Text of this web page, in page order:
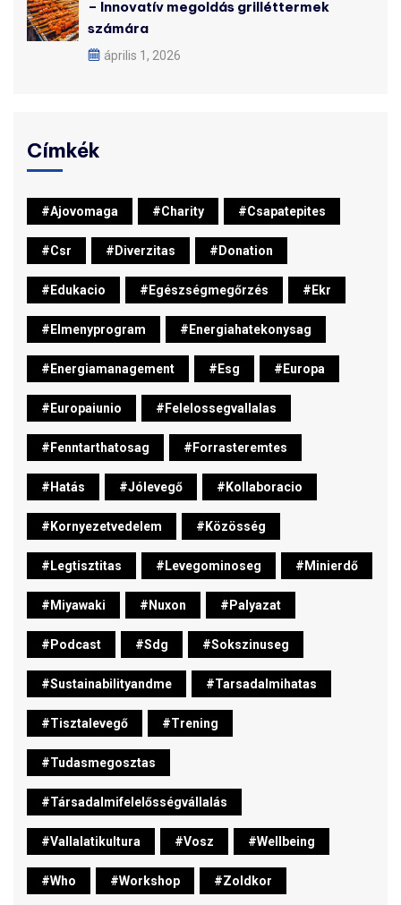
– Innovatív megoldás grilléttermek
számára
április 1, 2026
Címkék
#ajovomaga #charity #csapatepites
#csr #diverzitas #donation
#edukacio #egészségmegőrzés #ekr
#elmenyprogram #energiahatekonysag
#energiamanagement #esg #europa
#europaiunio #felelossegvallalas
#fenntarthatosag #forrasteremtes
#hatás #jólevegő #kollaboracio
#kornyezetvedelem #közösség
#legtisztitas #levegominoseg #minierdő
#miyawaki #nuxon #palyazat
#podcast #sdg #sokszinuseg
#sustainabilityandme #tarsadalmihatas
#tisztalevegő #trening
#tudasmegosztas
#társadalmifelelősségvállalás
#vallalatikultura #vosz #wellbeing
#who #workshop #zoldkor